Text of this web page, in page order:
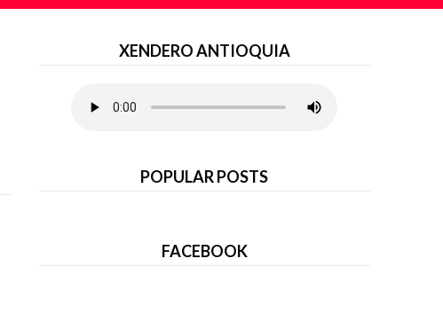
XENDERO ANTIOQUIA
POPULAR POSTS
FACEBOOK